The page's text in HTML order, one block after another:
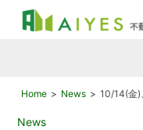
動
が
み、
Home News 10/14(金)
2022年10月14日
News